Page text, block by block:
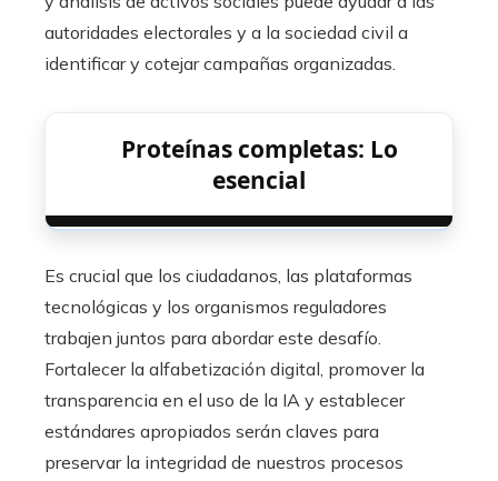
autoridades electorales y a la sociedad civil a
identificar y cotejar campañas organizadas.
Proteínas completas: Lo
esencial
Es crucial que los ciudadanos, las plataformas
tecnológicas y los organismos reguladores
trabajen juntos para abordar este desafío.
Fortalecer la alfabetización digital, promover la
transparencia en el uso de la IA y establecer
estándares apropiados serán claves para
preservar la integridad de nuestros procesos